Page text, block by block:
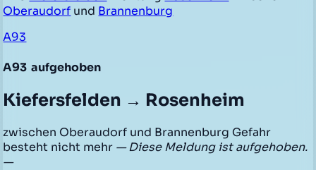
Oberaudorf und Brannenburg
A93
A93 aufgehoben
Kiefersfelden → Rosenheim
zwischen Oberaudorf und Brannenburg Gefahr
besteht nicht mehr — Diese Meldung ist aufgehoben.
—